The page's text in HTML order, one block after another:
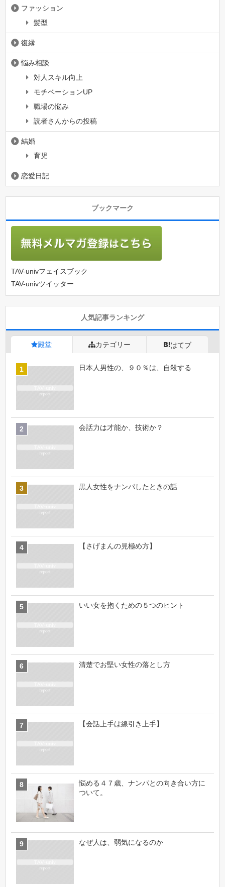
ファッション
髪型
復縁
悩み相談
対人スキル向上
モチベーションUP
職場の悩み
読者さんからの投稿
結婚
育児
恋愛日記
ブックマーク
TAV-univフェイスブック
TAV-univツイッター
人気記事ランキング
殿堂 カテゴリー はてブ
日本人男性の、９０％は、自殺する
会話力は才能か、技術か？
黒人女性をナンパしたときの話
【さげまんの見極め方】
いい女を抱くための５つのヒント
清楚でお堅い女性の落とし方
【会話上手は線引き上手】
悩める４７歳、ナンパとの向き合い方に
ついて。
なぜ人は、弱気になるのか